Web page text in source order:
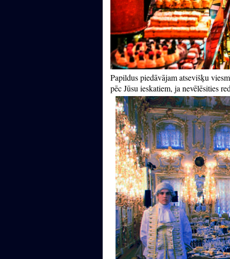
Papildus piedāvājam atsevišķu
pēc Jūsu ieskatiem, ja nevēlēsities